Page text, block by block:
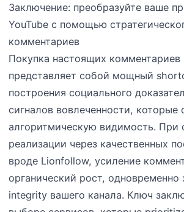
Заключение: преобразуйте ваше
YouTube с помощью
комментариев
Покупка настоящих комментариев
представляет собой мощный
построения социального
сигналов вовлеченности, которые
алгоритмическую видимость. При
реализации через качественных
вроде Lionfollow, усиление
органический рост,
integrity вашего канала. Ключ